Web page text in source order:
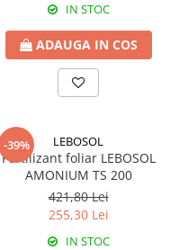
IN STOC
ADAUGA IN COS
-39% LEBOSOL
Fertilizant foliar LEBOSOL
AMONIUM TS 200
421,80 Lei
255,30 Lei
IN STOC